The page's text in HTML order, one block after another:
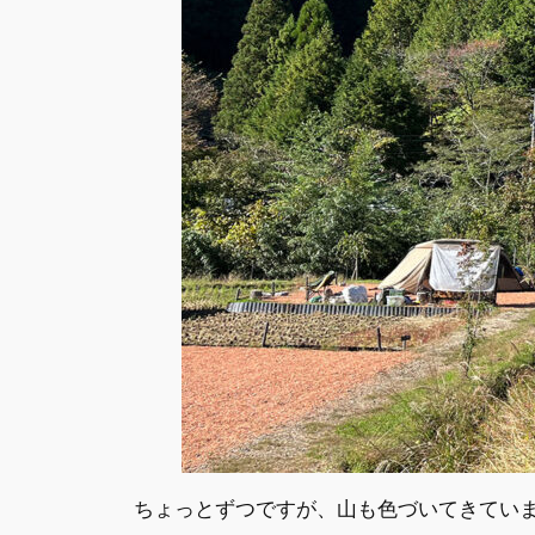
ちょっとずつですが、山も色づいてきてい